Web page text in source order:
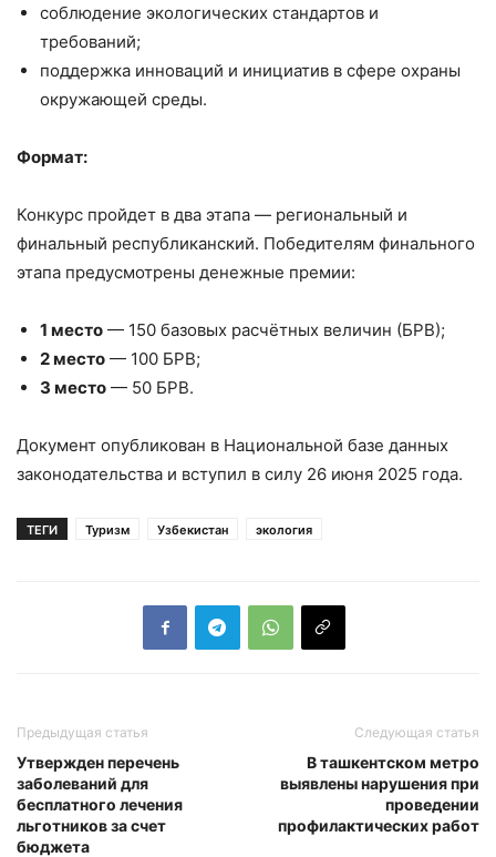
соблюдение экологических стандартов и
требований;
поддержка инноваций и инициатив в сфере охраны
окружающей среды.
Формат:
Конкурс пройдет в два этапа — региональный и
финальный республиканский. Победителям финального
этапа предусмотрены денежные премии:
1 место — 150 базовых расчётных величин (БРВ);
2 место — 100 БРВ;
3 место — 50 БРВ.
Документ опубликован в Национальной базе данных
законодательства и вступил в силу 26 июня 2025 года.
ТЕГИ Туризм Узбекистан экология
Предыдущая статья
Утвержден перечень
заболеваний для
бесплатного лечения
льготников за счет
бюджета
Следующая статья
В ташкентском метро
выявлены нарушения при
проведении
профилактических работ